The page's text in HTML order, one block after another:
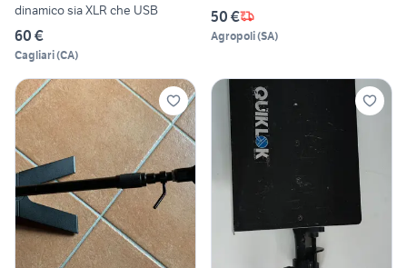
dinamico sia XLR che USB
60 €
Cagliari(CA)
50 €
Agropoli(SA)